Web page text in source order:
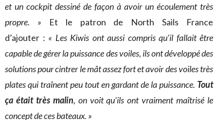
et un cockpit dessiné de façon à avoir un écoulement très
propre. » Et le patron de North Sails France
d’ajouter : « Les Kiwis ont aussi compris qu’il fallait être
capable de gérer la puissance des voiles, ils ont développé des
solutions pour cintrer le mât assez fort et avoir des voiles très
plates qui traînent peu tout en gardant de la puissance. Tout
ça était très malin, on voit qu’ils ont vraiment maîtrisé le
concept de ces bateaux. »